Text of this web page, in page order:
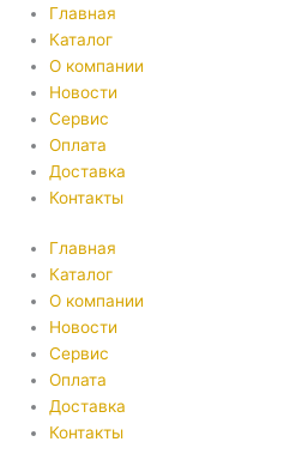
Главная
Каталог
О компании
Новости
Сервис
Оплата
Доставка
Контакты
Главная
Каталог
О компании
Новости
Сервис
Оплата
Доставка
Контакты